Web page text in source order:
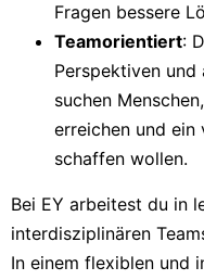
Fragen bessere
Teamorientiert:
Perspektiven und
suchen
erreichen und
schaffen wollen.
Bei EY arbeitest du in
interdisziplinären
In einem flexiblen und